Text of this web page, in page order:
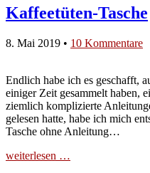
Kaffeetüten-Tasche
8. Mai 2019 • 10 Kommentare
Endlich habe ich es geschafft,
einiger Zeit gesammelt haben,
ziemlich komplizierte
gelesen hatte, habe ich mich
Tasche ohne Anleitung…
weiterlesen …